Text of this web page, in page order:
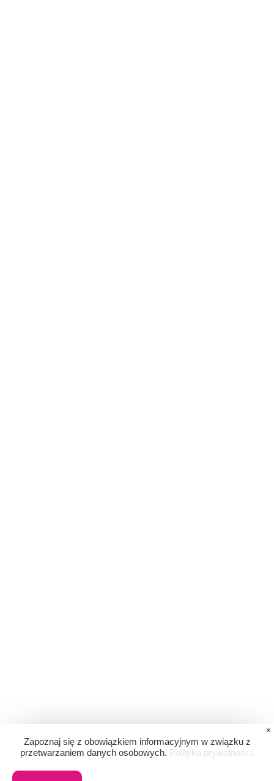
Zapoznaj się z obowiązkiem informacyjnym w związku z
przetwarzaniem danych osobowych. Polityka prywatności.